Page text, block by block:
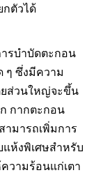
กตัวได้
รบำบัดตะกอน
ๆ ซึ่งมีความ
ยส่วนใหญ่จะขึ้น
กากตะกอน
มารถเพิ่มการ
ห้งพิเศษสำหรับ
วามร้อนแก่เตา